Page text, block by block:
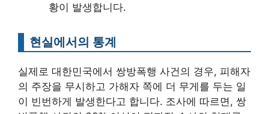
황이 발생합니다.
현실에서의 통계
실제로 대한민국에서 쌍방폭행 사건의 경우, 피해자
의 주장을 무시하고 가해자 쪽에 더 무게를 두는 일
이 빈번하게 발생한다고 합니다. 조사에 따르면, 쌍